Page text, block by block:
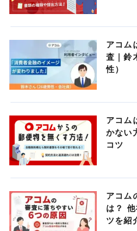
アコム
査｜鈴
性）
アコム
かない
コツ
アコム
は？
ツを紹